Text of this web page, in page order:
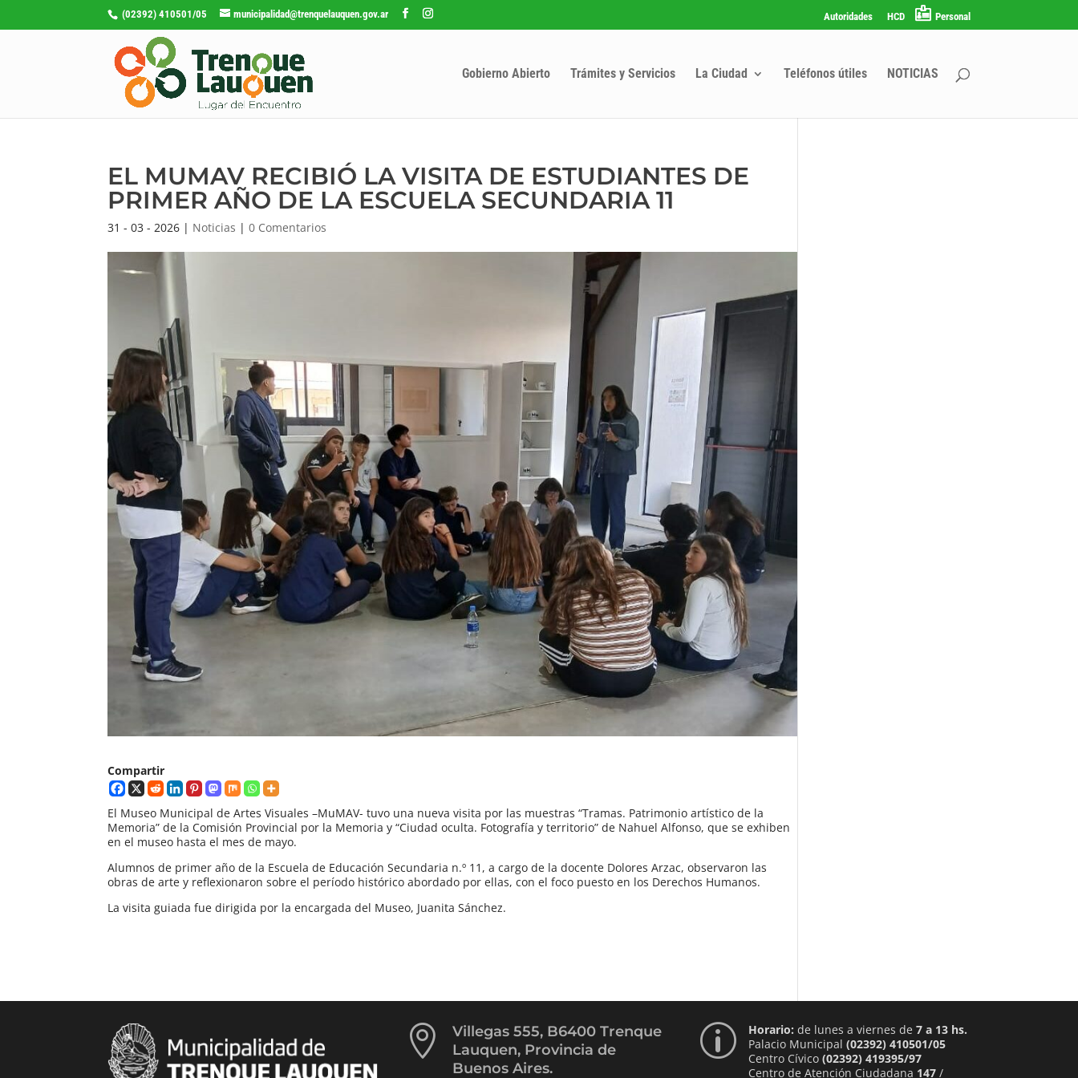
(02392) 410501/05 municipalidad@trenquelauquen.gov.ar Autoridades HCD Personal
Gobierno Abierto Trámites y Servicios La Ciudad Teléfonos útiles NOTICIAS
EL MUMAV RECIBIÓ LA VISITA DE ESTUDIANTES DE
PRIMER AÑO DE LA ESCUELA SECUNDARIA 11
31 - 03 - 2026 | Noticias |0 Comentarios
Compartir
El Museo Municipal de Artes Visuales –MuMAV- tuvo una nueva visita por las muestras “Tramas. Patrimonio artístico de la
Memoria” de la Comisión Provincial por la Memoria y “Ciudad oculta. Fotografía y territorio” de Nahuel Alfonso, que se exhiben
en el museo hasta el mes de mayo.
Alumnos de primer año de la Escuela de Educación Secundaria n.º 11, a cargo de la docente Dolores Arzac, observaron las
obras de arte y reflexionaron sobre el período histórico abordado por ellas, con el foco puesto en los Derechos Humanos.
La visita guiada fue dirigida por la encargada del Museo, Juanita Sánchez.

Villegas 555, B6400 Trenque
Lauquen, Provincia de
Buenos Aires.
p Horario: de lunes a viernes de 7 a 13 hs.
Palacio Municipal (02392) 410501/05
Centro Cívico (02392) 419395/97
Centro de Atención Ciudadana 147/